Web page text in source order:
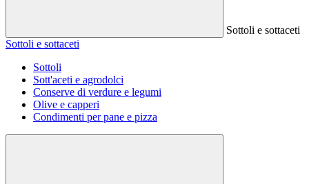
Sottoli e sottaceti
Sottoli e sottaceti
Sottoli
Sott'aceti e agrodolci
Conserve di verdure e legumi
Olive e capperi
Condimenti per pane e pizza